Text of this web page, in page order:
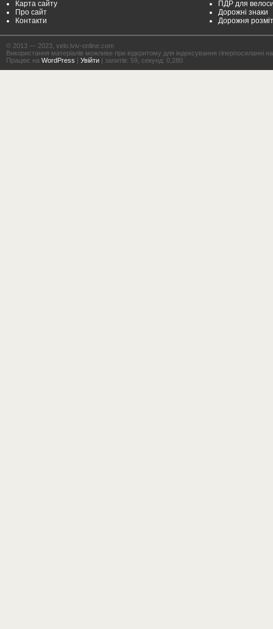
Карта сайту
Про сайт
Контакти
ПДР для
Дорожні знаки
Дорожня
© 2013 — 2023, velo.lviv-online.com
Використання матеріалів можливе при відкритому для індексування гіперпосиланні
Працює на WordPress | Увійти | запитів: 59, секунд: 0,280